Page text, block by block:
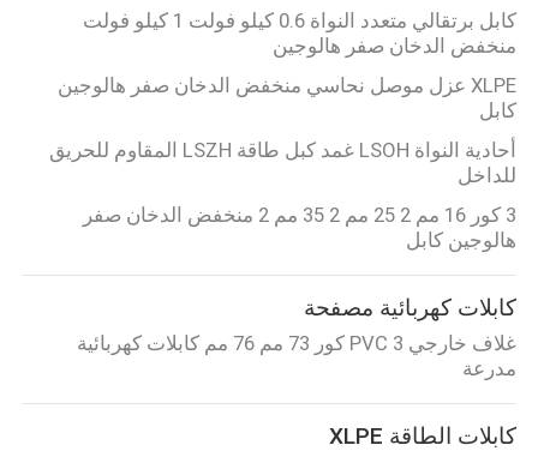
كابل برتقالي متعدد النواة 0.6 كيلو فولت 1 كيلو فولت
منخفض الدخان صفر هالوجين
XLPE عزل موصل نحاسي منخفض الدخان صفر هالوجين
كابل
أحادية النواة LSOH غمد كبل طاقة LSZH المقاوم للحريق
للداخل
3 كور 16 مم 2 25 مم 2 35 مم 2 منخفض الدخان صفر
هالوجين كابل
كابلات كهربائية مصفحة
غلاف خارجي PVC 3 كور 73 مم 76 مم كابلات كهربائية
مدرعة
كابلات الطاقة XLPE